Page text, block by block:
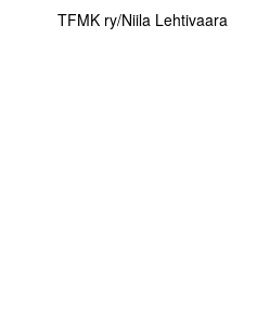
TFMK ry/Niila Lehtivaara